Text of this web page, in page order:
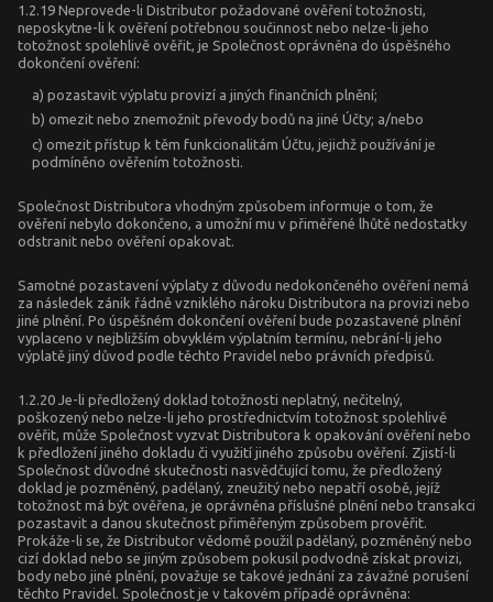
1.2.19 Neprovede-li Distributor požadované ověření totožnosti,
neposkytne-li k ověření potřebnou součinnost nebo nelze-li jeho
totožnost spolehlivě ověřit, je Společnost oprávněna do úspěšného
dokončení ověření:
a) pozastavit výplatu provizí a jiných finančních plnění;
b) omezit nebo znemožnit převody bodů na jiné Účty; a/nebo
c) omezit přístup k těm funkcionalitám Účtu, jejichž používání je
podmíněno ověřením totožnosti.
Společnost Distributora vhodným způsobem informuje o tom, že
ověření nebylo dokončeno, a umožní mu v přiměřené lhůtě nedostatky
odstranit nebo ověření opakovat.
Samotné pozastavení výplaty z důvodu nedokončeného ověření nemá
za následek zánik řádně vzniklého nároku Distributora na provizi nebo
jiné plnění. Po úspěšném dokončení ověření bude pozastavené plnění
vyplaceno v nejbližším obvyklém výplatním termínu, nebrání-li jeho
výplatě jiný důvod podle těchto Pravidel nebo právních předpisů.
1.2.20 Je-li předložený doklad totožnosti neplatný, nečitelný,
poškozený nebo nelze-li jeho prostřednictvím totožnost spolehlivě
ověřit, může Společnost vyzvat Distributora k opakování ověření nebo
k předložení jiného dokladu či využití jiného způsobu ověření. Zjistí-li
Společnost důvodné skutečnosti nasvědčující tomu, že předložený
doklad je pozměněný, padělaný, zneužitý nebo nepatří osobě, jejíž
totožnost má být ověřena, je oprávněna příslušné plnění nebo transakci
pozastavit a danou skutečnost přiměřeným způsobem prověřit.
Prokáže-li se, že Distributor vědomě použil padělaný, pozměněný nebo
cizí doklad nebo se jiným způsobem pokusil podvodně získat provizi,
body nebo jiné plnění, považuje se takové jednání za závažné porušení
těchto Pravidel. Společnost je v takovém případě oprávněna: